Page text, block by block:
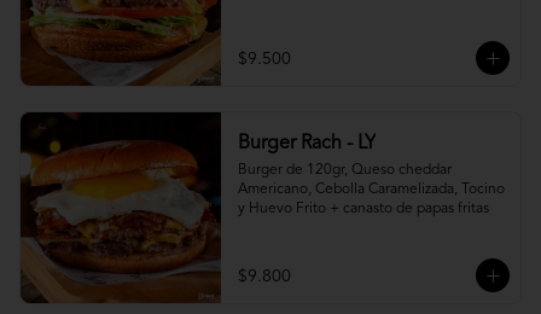
$9.500
Burger Rach - LY
Burger de 120gr, Queso cheddar
Americano, Cebolla Caramelizada, Tocino
y Huevo Frito + canasto de papas fritas
$9.800